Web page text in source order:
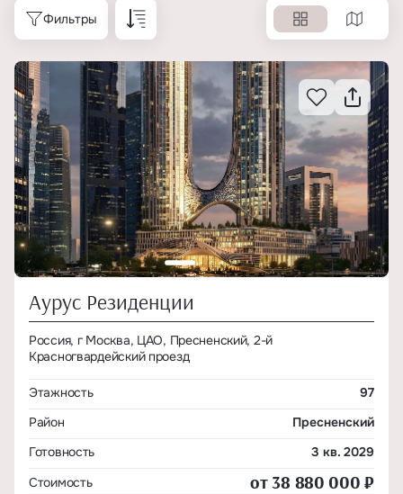
Фильтры
Аурус Резиденции
Россия, г Москва, ЦАО, Пресненский, 2-й
Красногвардейский проезд
Этажность
97
Район
Пресненский
Готовность
3 кв. 2029
Стоимость
от 38 880 000 ₽